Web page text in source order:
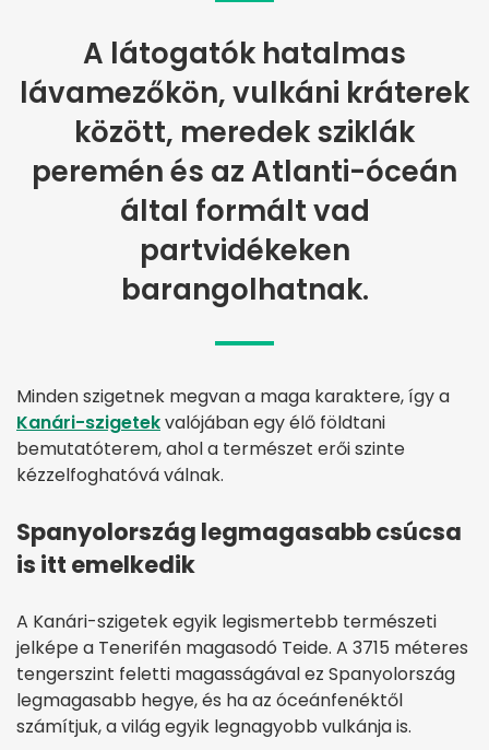
A látogatók hatalmas
lávamezőkön, vulkáni kráterek
között, meredek sziklák
peremén és az Atlanti-óceán
által formált vad
partvidékeken
barangolhatnak.
Minden szigetnek megvan a maga karaktere, így a
Kanári-szigetekvalójában egy élő földtani
bemutatóterem, ahol a természet erői szinte
kézzelfoghatóvá válnak.
Spanyolország legmagasabb csúcsa
is itt emelkedik
A Kanári-szigetek egyik legismertebb természeti
jelképe a Tenerifén magasodó Teide. A 3715 méteres
tengerszint feletti magasságával ez Spanyolország
legmagasabb hegye, és ha az óceánfenéktől
számítjuk, a világ egyik legnagyobb vulkánja is.